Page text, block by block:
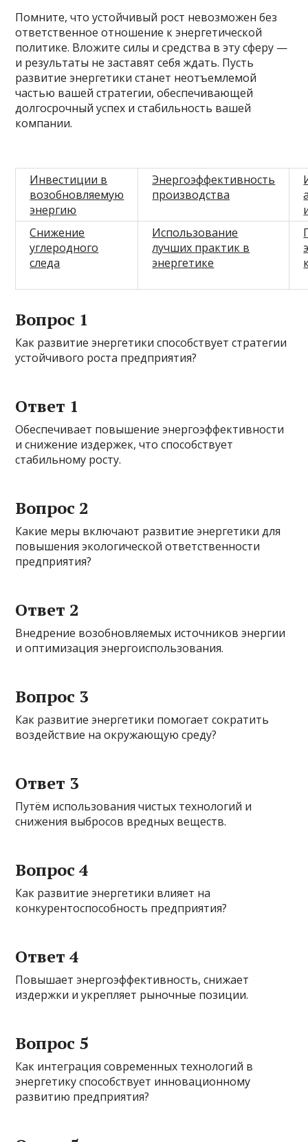
Помните, что устойчивый рост невозможен без
ответственное отношение к энергетической
политике. Вложите силы и средства в эту сферу —
и результаты не заставят себя ждать. Пусть
развитие энергетики станет неотъемлемой
частью вашей стратегии, обеспечивающей
долгосрочный успех и стабильность вашей
компании.
Инвестиции в
возобновляемую
энергию
Энергоэффективность
производства
Снижение
углеродного
следа
Использование
лучших практик в
энергетике
Вопрос 1
Как развитие энергетики способствует стратегии
устойчивого роста предприятия?
Ответ 1
Обеспечивает повышение энергоэффективности
и снижение издержек, что способствует
стабильному росту.
Вопрос 2
Какие меры включают развитие энергетики для
повышения экологической ответственности
предприятия?
Ответ 2
Внедрение возобновляемых источников энергии
и оптимизация энергоиспользования.
Вопрос 3
Как развитие энергетики помогает сократить
воздействие на окружающую среду?
Ответ 3
Путём использования чистых технологий и
снижения выбросов вредных веществ.
Вопрос 4
Как развитие энергетики влияет на
конкурентоспособность предприятия?
Ответ 4
Повышает энергоэффективность, снижает
издержки и укрепляет рыночные позиции.
Вопрос 5
Как интеграция современных технологий в
энергетику способствует инновационному
развитию предприятия?